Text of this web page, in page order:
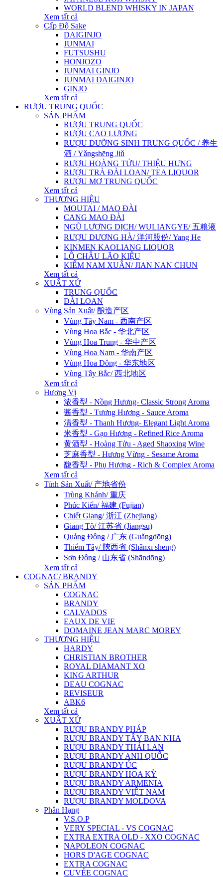
WORLD BLEND WHISKY IN JAPAN
Xem tất cả
Cấp Độ Sake
DAIGINJO
JUNMAI
FUTSUSHU
HONJOZO
JUNMAI GINJO
JUNMAI DAIGINJO
GINJO
Xem tất cả
RƯỢU TRUNG QUỐC
SẢN PHẨM
RƯỢU TRUNG QUỐC
RƯỢU CAO LƯƠNG
RƯỢU DƯỠNG SINH TRUNG QUỐC / 养生
酒 / Yǎngshēng Jiǔ
RƯỢU HOÀNG TỬU/ THIỆU HƯNG
RƯỢU TRÀ ĐÀI LOAN/ TEA LIQUOR
RƯỢU MƠ TRUNG QUỐC
Xem tất cả
THƯƠNG HIỆU
MOUTAI / MAO ĐÀI
CANG MAO ĐÀI
NGŨ LƯƠNG DỊCH/ WULIANGYE/ 五粮液
RƯỢU DƯƠNG HÀ/ 洋河股份/ Yang He
KINMEN KAOLIANG LIQUOR
LÔ CHÂU LÃO KIỆU
KIẾM NAM XUÂN/ JIAN NAN CHUN
Xem tất cả
XUẤT XỨ
TRUNG QUỐC
ĐÀI LOAN
Vùng Sản Xuất/ 酿造产区
Vùng Tây Nam - 西南产区
Vùng Hoa Bắc - 华北产区
Vùng Hoa Trung - 华中产区
Vùng Hoa Nam - 华南产区
Vùng Hoa Đông - 华东地区
Vùng Tây Bắc/ 西北地区
Xem tất cả
Hương Vị
浓香型 - Nồng Hương- Classic Strong Aroma
酱香型 - Tương Hương - Sauce Aroma
清香型 - Thanh Hương- Elegant Light Aroma
米香型 - Gạo Hương - Refined Rice Aroma
黄酒型 - Hoàng Tửu - Aged Shaoxing Wine
芝麻香型 - Hương Vừng - Sesame Aroma
馥香型 - Phụ Hương - Rich & Complex Aroma
Xem tất cả
Tỉnh Sản Xuất/ 产地省份
Trùng Khánh/ 重庆
Phúc Kiến/ 福建 (Fujian)
Chiết Giang/ 浙江 (Zhejiang)
Giang Tô/ 江苏省 (Jiangsu)
Quảng Đông / 广东 (Guǎngdōng)
Thiểm Tây/ 陝西省 (Shǎnxī sheng)
Sơn Đông / 山东省 (Shāndōng)
Xem tất cả
COGNAC/ BRANDY
SẢN PHẨM
COGNAC
BRANDY
CALVADOS
EAUX DE VIE
DOMAINE JEAN MARC MOREY
THƯƠNG HIỆU
HARDY
CHRISTIAN BROTHER
ROYAL DIAMANT XO
KING ARTHUR
DEAU COGNAC
REVISEUR
ABK6
Xem tất cả
XUẤT XỨ
RƯỢU BRANDY PHÁP
RƯỢU BRANDY TÂY BAN NHA
RƯỢU BRANDY THÁI LAN
RƯỢU BRANDY ANH QUỐC
RƯỢU BRANDY ÚC
RƯỢU BRANDY HOA KỲ
RƯỢU BRANDY ARMENIA
RƯỢU BRANDY VIỆT NAM
RƯỢU BRANDY MOLDOVA
Phân Hạng
V.S.O.P
VERY SPECIAL - VS COGNAC
EXTRA EXTRA OLD - XXO COGNAC
NAPOLEON COGNAC
HORS D'AGE COGNAC
EXTRA COGNAC
CUVÉE COGNAC